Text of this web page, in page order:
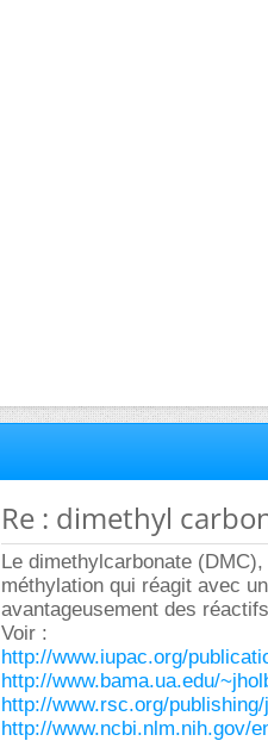
Re : dimethyl
Le dimethylcarbonate
méthylation qui réagit avec
avantageusement des
Voir :
http://www.iupac.org/
http://www.bama.ua.edu/
http://www.rsc.org/
http://www.ncbi.nlm.nih.gov/